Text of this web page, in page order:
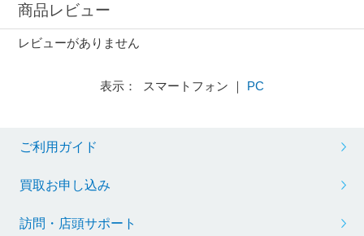
商品レビュー
レビューがありません
表示： スマートフォン ｜ PC
ご利用ガイド
買取お申し込み
訪問・店頭サポート